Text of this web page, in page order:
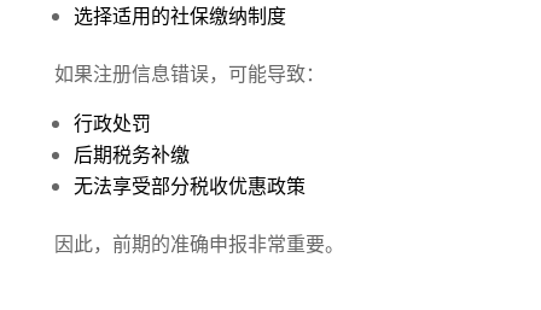
选择适用的社保缴纳制度
如果注册信息错误，可能导致：
行政处罚
后期税务补缴
无法享受部分税收优惠政策
因此，前期的准确申报非常重要。